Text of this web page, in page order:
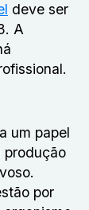
deve ser
A
um papel
produção
por